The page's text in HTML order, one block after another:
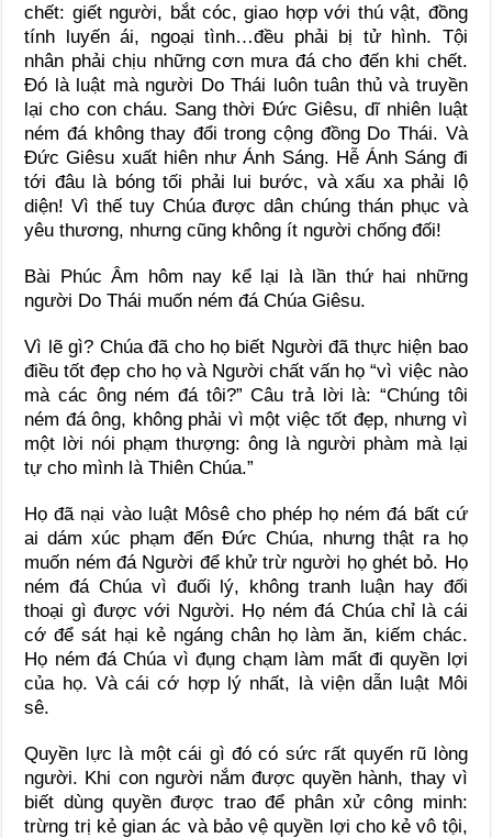
chết: giết người, bắt cóc, giao hợp với thú vật, đồng
tính luyến ái, ngoại tình…đều phải bị tử hình. Tội
nhân phải chịu những cơn mưa đá cho đến khi chết.
Đó là luật mà người Do Thái luôn tuân thủ và truyền
lại cho con cháu. Sang thời Đức Giêsu, dĩ nhiên luật
ném đá không thay đổi trong cộng đồng Do Thái. Và
Đức Giêsu xuất hiên như Ánh Sáng. Hễ Ánh Sáng đi
tới đâu là bóng tối phải lui bước, và xấu xa phải lộ
diện! Vì thế tuy Chúa được dân chúng thán phục và
yêu thương, nhưng cũng không ít người chống đối!
Bài Phúc Âm hôm nay kể lại là lần thứ hai những
người Do Thái muốn ném đá Chúa Giêsu.
Vì lẽ gì? Chúa đã cho họ biết Người đã thực hiện bao
điều tốt đẹp cho họ và Người chất vấn họ “vì việc nào
mà các ông ném đá tôi?” Câu trả lời là: “Chúng tôi
ném đá ông, không phải vì một việc tốt đẹp, nhưng vì
một lời nói phạm thượng: ông là người phàm mà lại
tự cho mình là Thiên Chúa.”
Họ đã nại vào luật Môsê cho phép họ ném đá bất cứ
ai dám xúc phạm đến Đức Chúa, nhưng thật ra họ
muốn ném đá Người để khử trừ người họ ghét bỏ. Họ
ném đá Chúa vì đuối lý, không tranh luận hay đối
thoại gì được với Người. Họ ném đá Chúa chỉ là cái
cớ để sát hại kẻ ngáng chân họ làm ăn, kiếm chác.
Họ ném đá Chúa vì đụng chạm làm mất đi quyền lợi
của họ. Và cái cớ hợp lý nhất, là viện dẫn luật Môi
sê.
Quyền lực là một cái gì đó có sức rất quyến rũ lòng
người. Khi con người nắm được quyền hành, thay vì
biết dùng quyền được trao để phân xử công minh:
trừng trị kẻ gian ác và bảo vệ quyền lợi cho kẻ vô tội,